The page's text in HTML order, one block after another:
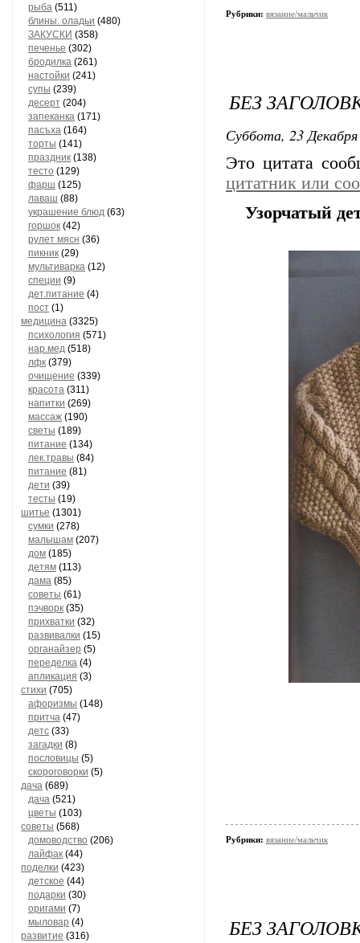
рыба (511)
блины. оладьи (480)
ЗАКУСКИ (358)
печенье (302)
бродилка (261)
настойки (241)
супы (239)
десерт (204)
запеканка (171)
пасъха (164)
торты (141)
праздник (138)
тесто (129)
фарш (125)
лаваш (88)
украшение блюд (63)
горшок (42)
рулет мясн (36)
пикник (29)
мультиварка (12)
специи (9)
дет.питание (4)
пост (1)
медицина (3325)
психология (571)
нар.мед (518)
лфк (379)
очищение (339)
красота (311)
напитки (269)
массаж (190)
светы (189)
питание (134)
лек.травы (84)
питание (81)
дети (39)
тесты (19)
шитье (1301)
сумки (278)
малышам (207)
дом (185)
детям (113)
дама (85)
советы (61)
пэчворк (35)
прихватки (32)
развивалки (15)
органайзер (5)
переделка (4)
апликация (3)
стихи (705)
афоризмы (148)
притча (47)
детс (33)
загадки (8)
пословицы (5)
скороговорки (5)
дача (689)
дача (521)
цветы (103)
советы (568)
домоводство (206)
лайфак (44)
поделки (423)
детское (44)
подарки (30)
оригами (7)
мыловар (4)
развитие (316)
Рубрики: вязание/мальчик
БЕЗ
Суббота, 23
Это цитата
цитатник или
Узорчатый
Рубрики: вязание/мальчик
БЕЗ